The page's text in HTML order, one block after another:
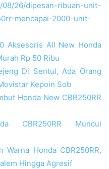
08/26/dipesan-ribuan-unit-
mencapai-2000-unit-
Aksesoris All New Honda
Rp 50 Ribu
Di Sentul, Ada Orang
Kepoin Sob
Honda New CBR250RR
CBR250RR Muncul
Warna Honda CBR250RR,
Hingga Agresif